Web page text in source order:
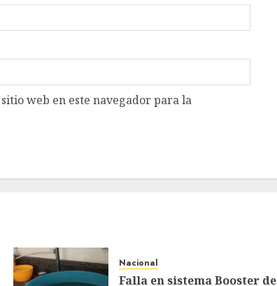
web en este navegador para la
Nacional
Falla en sistema Booster de